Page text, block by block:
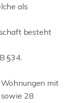
als
besteht
§34.
mit
sowie 28